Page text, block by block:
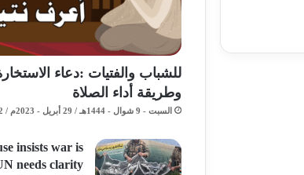
للشباب والفتيات :دعاء
وطريقة أداء الصلاة
السبت - 9 شوال - 1444هـ / 29 أبريل - 2023م / 8:02 مساءً
insists war is
needs clarity